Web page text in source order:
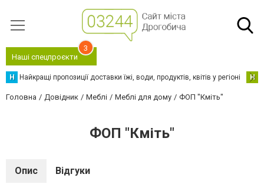
Наші спецпроєкти
3
Н Найкращі пропозиції доставки їжі, води, продуктів, квітів у регіоні Н
Головна Довідник Меблі Меблі для дому ФОП "Кміть"
ФОП "Кміть"
Опис Відгуки